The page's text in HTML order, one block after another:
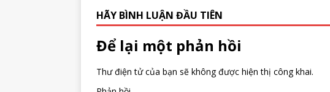
HÃY BÌNH LUẬN ĐẦU TIÊN
Để lại một phản hồi
Thư điện tử của bạn sẽ không được hiện thị công khai.